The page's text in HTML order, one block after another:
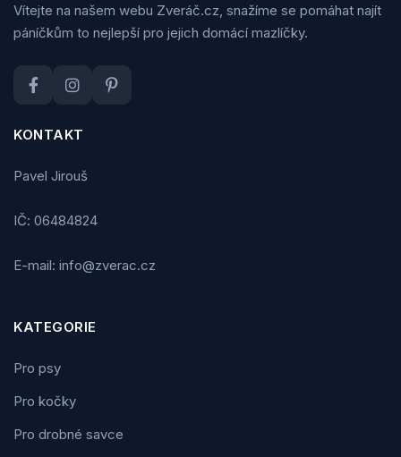
Vítejte na našem webu Zveráč.cz, snažíme se pomáhat najít
páníčkům to nejlepší pro jejich domácí mazlíčky.
KONTAKT
Pavel Jirouš
IČ: 06484824
E-mail: info@zverac.cz
KATEGORIE
Pro psy
Pro kočky
Pro drobné savce